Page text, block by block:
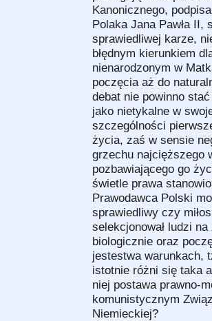
Kanonicznego,
Polaka Jana Pawła II,
sprawiedliwej karze,
błędnym kierunkiem
nienarodzonym w
poczęcia aż do
debat nie powinno
jako nietykalne w
szczególności
życia, zaś w sensie
grzechu najcięższego
pozbawiającego go
świetle prawa
Prawodawca Polski
sprawiedliwy czy
selekcjonował ludzi
biologicznie oraz
jestestwa warunkach,
istotnie różni się taka
niej postawa prawno-
komunistycznym
Niemieckiej?